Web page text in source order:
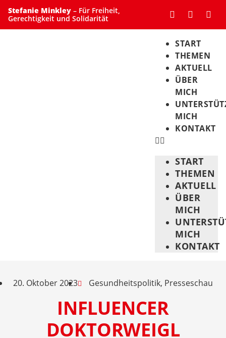
Stefanie Minkley – Für Freiheit,
Gerechtigkeit und Solidarität
START
THEMEN
AKTUELL
ÜBER
MICH
MICH
KONTAKT
START
THEMEN
AKTUELL
ÜBER
MICH
MICH
KONTAKT
20. Oktober 2023 Gesundheitspolitik, Presseschau
INFLUENCER
DOKTORWEIGL